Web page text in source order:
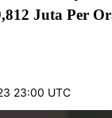
Juta Per
23:00 UTC